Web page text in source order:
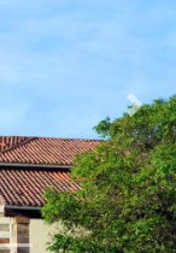
Next